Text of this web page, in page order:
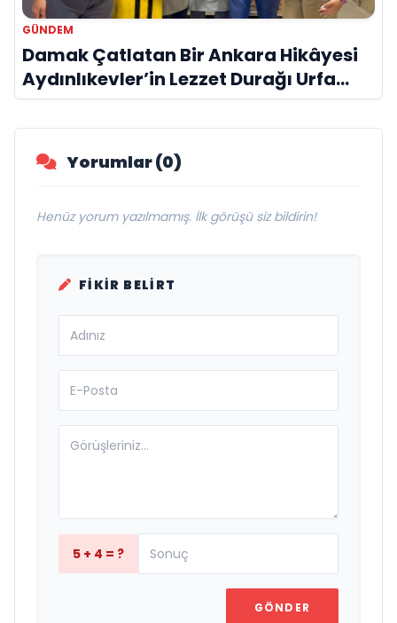
GÜNDEM
Damak Çatlatan Bir Ankara Hikâyesi
Aydınlıkevler’in Lezzet Durağı Urfa
Damak
Yorumlar (0)
Henüz yorum yazılmamış. İlk görüşü siz bildirin!
FIKIR BELIRT
5 + 4 = ?
GÖNDER